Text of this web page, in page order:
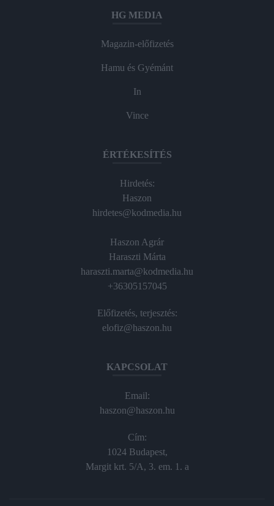
HG MEDIA
Magazin-előfizetés
Hamu és Gyémánt
In
Vince
ÉRTÉKESÍTÉS
Hirdetés:
Haszon
hirdetes@kodmedia.hu
Haszon Agrár
Haraszti Márta
haraszti.marta@kodmedia.hu
+36305157045
Előfizetés, terjesztés:
elofiz@haszon.hu
KAPCSOLAT
Email:
haszon@haszon.hu
Cím:
1024 Budapest,
Margit krt. 5/A, 3. em. 1. a